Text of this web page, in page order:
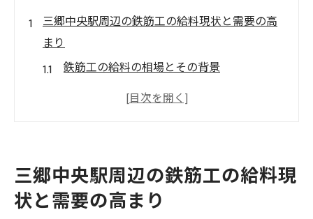
三郷中央駅周辺の鉄筋工の給料現状と需要の高
まり
鉄筋工の給料の相場とその背景
需要が高まる理由とその影響
他エリアとの給料比較
需要増加による求人倍率の変動
今後の需要予測とキャリアの展望
三郷中央駅周辺の鉄筋工の給料現
状と需要の高まり